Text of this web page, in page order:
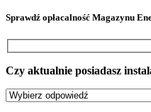
Sprawdź opłacalność Magazynu
Czy aktualnie posiadasz